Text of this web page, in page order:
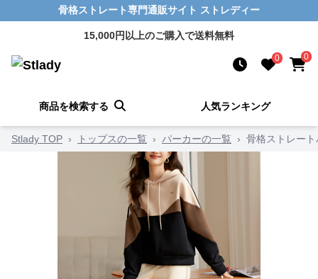
骨格ストレート専門通販サイト ストレディー
15,000円以上のご購入で送料無料
0 0
商品を検索する 人気ランキング
Stlady TOP › トップスの一覧 › パーカーの一覧 › 骨格ストレー